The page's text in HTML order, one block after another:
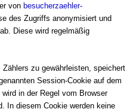
von besucherzaehler-
des Zugriffs anonymisiert und
Diese wird regelmäßig
zu gewährleisten, speichert
Session-Cookie auf dem
in der Regel vom Browser
In diesem Cookie werden keine